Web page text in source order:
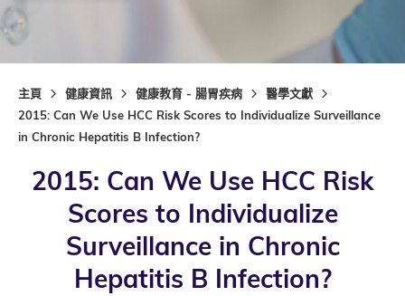
主頁 健康資訊 健康教育 - 腸胃疾病
醫學文獻
2015: Can We Use HCC Risk Scores to Individualize Surveillance
in Chronic Hepatitis B Infection?
2015: Can We Use HCC Risk
Scores to Individualize
Surveillance in Chronic
Hepatitis B Infection?